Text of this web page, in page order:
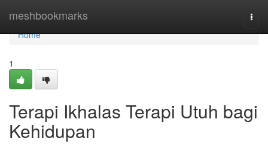
meshbookmarks
Home
Home
1
Terapi Ikhalas Terapi Utuh bagi
Kehidupan